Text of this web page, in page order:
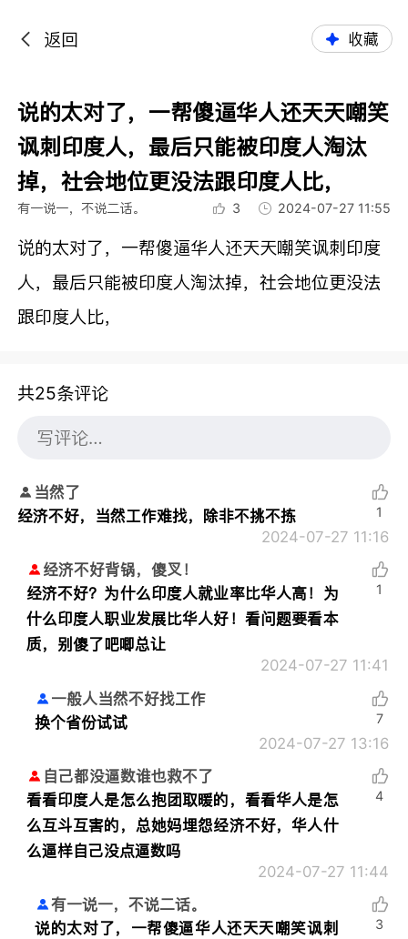
返回 收藏
说的太对了，一帮傻逼华人还天天嘲笑
讽刺印度人，最后只能被印度人淘汰
掉，社会地位更没法跟印度人比，
有一说一，不说二话。 3 2024-07-27 11:55
说的太对了，一帮傻逼华人还天天嘲笑讽刺印度
人，最后只能被印度人淘汰掉，社会地位更没法
跟印度人比，
共25条评论
当然了
经济不好，当然工作难找，除非不挑不拣
2024-07-27 11:16
1
经济不好背锅，傻叉！
经济不好？为什么印度人就业率比华人高！为
什么印度人职业发展比华人好！看问题要看本
质，别傻了吧唧总让
2024-07-27 11:41
1
一般人当然不好找工作
换个省份试试
2024-07-27 13:16
7
自己都没逼数谁也救不了
看看印度人是怎么抱团取暖的，看看华人是怎
么互斗互害的，总她妈埋怨经济不好，华人什
么逼样自己没点逼数吗
2024-07-27 11:44
4
有一说一，不说二话。
说的太对了，一帮傻逼华人还天天嘲笑讽刺
3